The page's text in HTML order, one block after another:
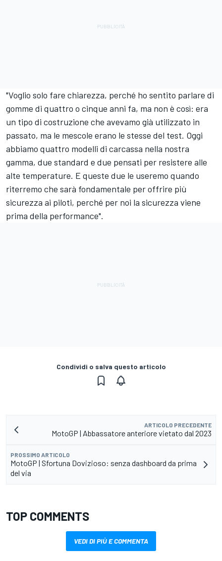
"Voglio solo fare chiarezza, perché ho sentito parlare di
gomme di quattro o cinque anni fa, ma non è così: era
un tipo di costruzione che avevamo già utilizzato in
passato, ma le mescole erano le stesse del test. Oggi
abbiamo quattro modelli di carcassa nella nostra
gamma, due standard e due pensati per resistere alle
alte temperature. E queste due le useremo quando
riterremo che sarà fondamentale per offrire più
sicurezza ai piloti, perché per noi la sicurezza viene
prima della performance".
Condividi o salva questo articolo
ARTICOLO PRECEDENTE
MotoGP | Abbassatore anteriore vietato dal 2023
PROSSIMO ARTICOLO
MotoGP | Sfortuna Dovizioso: senza dashboard da prima
del via
TOP COMMENTS
VEDI DI PIÙ E COMMENTA